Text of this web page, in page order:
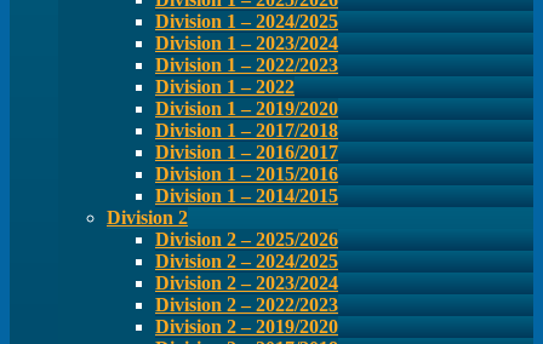
Division 1 – 2024/2025
Division 1 – 2023/2024
Division 1 – 2022/2023
Division 1 – 2022
Division 1 – 2019/2020
Division 1 – 2017/2018
Division 1 – 2016/2017
Division 1 – 2015/2016
Division 1 – 2014/2015
Division 2
Division 2 – 2025/2026
Division 2 – 2024/2025
Division 2 – 2023/2024
Division 2 – 2022/2023
Division 2 – 2019/2020